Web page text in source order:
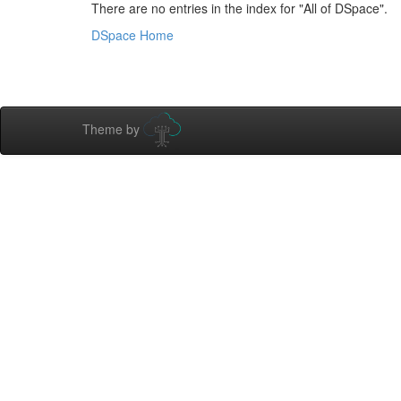
There are no entries in the index for "All of DSpace".
DSpace Home
Theme by